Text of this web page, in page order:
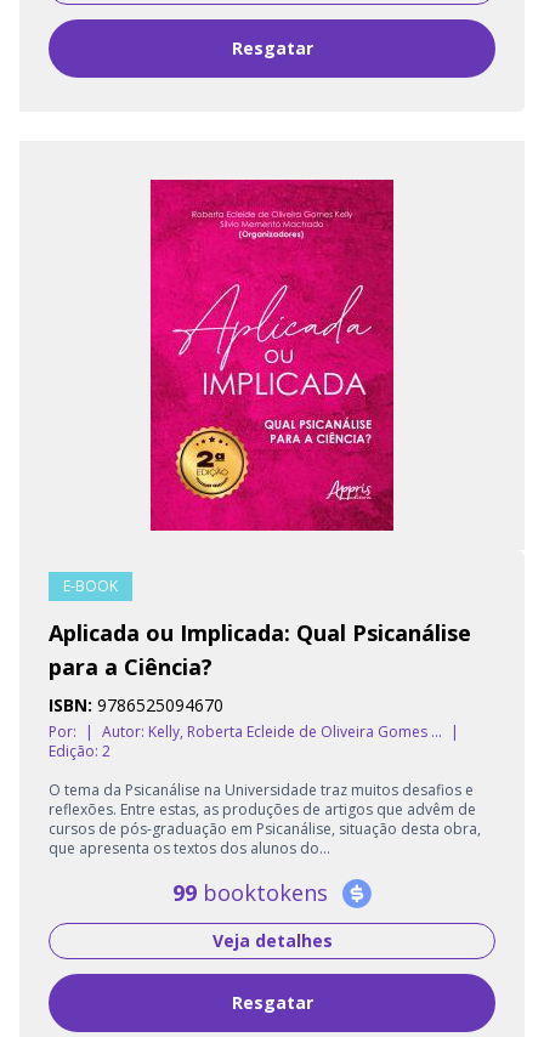
Resgatar
E-BOOK
Aplicada ou Implicada: Qual Psicanálise
para a Ciência?
ISBN: 9786525094670
Por: | Autor: Kelly, Roberta Ecleide de Oliveira Gomes ...
|
Edição: 2
O tema da Psicanálise na Universidade traz muitos desafios e
reflexões. Entre estas, as produções de artigos que advêm de
cursos de pós-graduação em Psicanálise, situação desta obra,
que apresenta os textos dos alunos do...
99 booktokens
Veja detalhes
Resgatar